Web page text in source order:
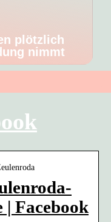
plötzlich
nimmt
| Facebook